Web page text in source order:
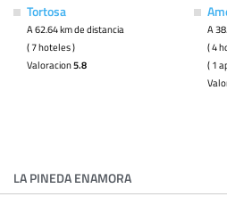
Tortosa
A 62.64 km de distancia
( 7 hoteles )
Valoracion5.8
A
( 4
( 1
LA PINEDA ENAMORA